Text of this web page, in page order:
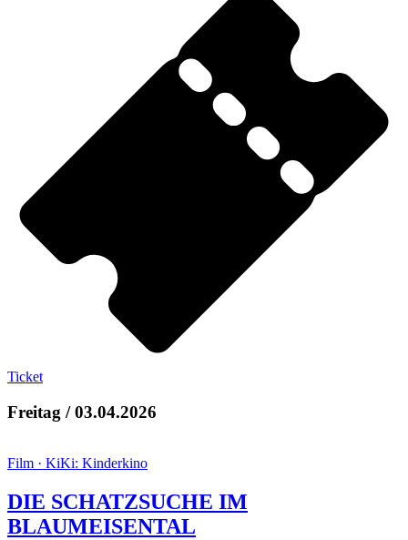
Ticket
Freitag / 03.04.2026
Film · KiKi: Kinderkino
DIE SCHATZSUCHE IM
BLAUMEISENTAL